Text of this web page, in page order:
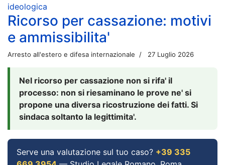
ideologica
Ricorso per cassazione: motivi
e ammissibilita'
Arresto all'estero e difesa internazionale 27 Luglio 2026
Nel ricorso per cassazione non si rifa' il
processo: non si riesaminano le prove ne' si
propone una diversa ricostruzione dei fatti. Si
sindaca soltanto la legittimita'.
Serve una valutazione sul tuo caso? +39 335